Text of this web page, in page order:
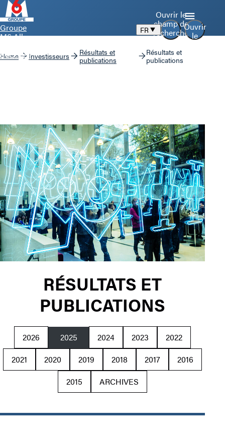
Groupe
M6 Aller
d’accueil
Ouvrir
le
FR
Ouvrir le
champ de
recherche
Home Investisseurs
Résultats et
publications
Résultats et
publications
RÉSULTATS ET
PUBLICATIONS
2026 2025 2024 2023
2022
2021
2020 2019 2018 2017
2016
2015
ARCHIVES